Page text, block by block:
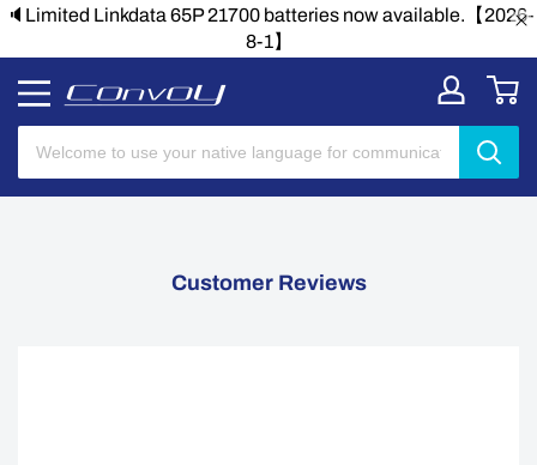
🔈Limited Linkdata 65P 21700 batteries now available.【2026-
8-1】
Customer Reviews